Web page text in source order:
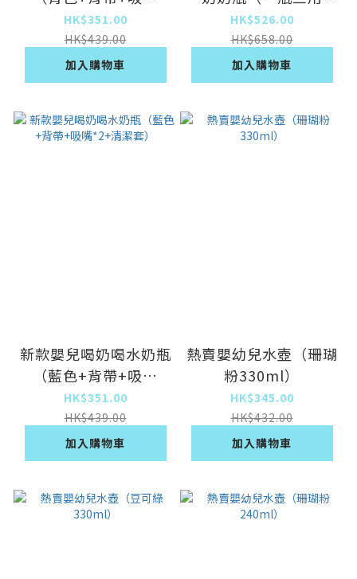
*2+清潔套）
HK$351.00
HK$439.00
加入購物車
240ml綠色+奶瓶刷）
HK$526.00
HK$658.00
加入購物車
新款嬰兒喝奶喝水奶瓶
（藍色+背帶+吸嘴
*2+清潔套）
HK$351.00
HK$439.00
加入購物車
熱賣嬰幼兒水壺（珊瑚
粉330ml）
HK$345.00
HK$432.00
加入購物車